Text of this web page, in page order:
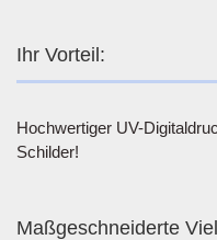
Ihr Vorteil:
Hochwertiger UV-
Schilder!
Maßgeschneiderte